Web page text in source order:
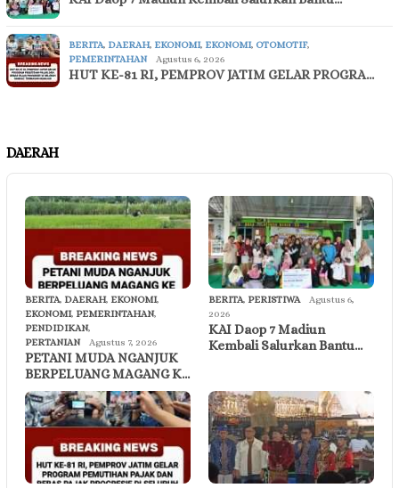
BERITA, DAERAH, EKONOMI, EKONOMI, OTOMOTIF,
PEMERINTAHAN
Agustus 6, 2026
HUT KE-81 RI, PEMPROV JATIM GELAR PROGRA…
DAERAH
BERITA, DAERAH, EKONOMI,
EKONOMI, PEMERINTAHAN,
PENDIDIKAN,
PERTANIAN
Agustus 7, 2026
PETANI MUDA NGANJUK
BERPELUANG MAGANG K…
BERITA, PERISTIWA
Agustus 6,
2026
KAI Daop 7 Madiun
Kembali Salurkan Bantu…